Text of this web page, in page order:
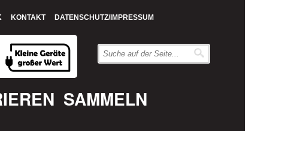
KONTAKT DATENSCHUTZ/IMPRESSUM
SAMMELN